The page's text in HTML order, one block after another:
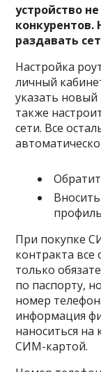
устройство
раздавать
Настройка
личный
указать
также
сети. Все
При покупке
контракта
только
по паспорту,
номер
информация
наноситься на
СИМ-картой.